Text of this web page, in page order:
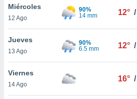
Miércoles
12 Ago
90%
14 mm
12° /
Jueves
13 Ago
90%
6.5 mm
12° /
Viernes
14 Ago
16° /